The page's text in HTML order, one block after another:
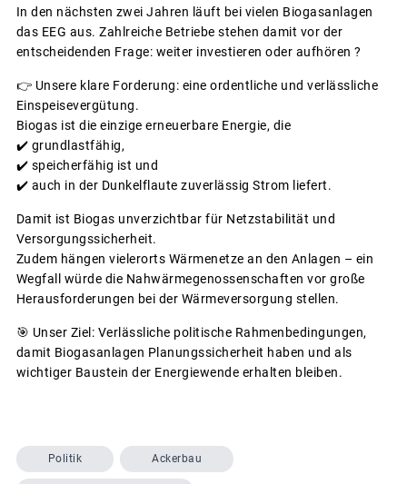
In den nächsten zwei Jahren läuft bei vielen Biogasanlagen
das EEG aus. Zahlreiche Betriebe stehen damit vor der
entscheidenden Frage: weiter investieren oder aufhören ?
👉 Unsere klare Forderung: eine ordentliche und verlässliche
Einspeisevergütung.
Biogas ist die einzige erneuerbare Energie, die
✔️ grundlastfähig,
✔️ speicherfähig ist und
✔️ auch in der Dunkelflaute zuverlässig Strom liefert.
Damit ist Biogas unverzichtbar für Netzstabilität und
Versorgungssicherheit.
Zudem hängen vielerorts Wärmenetze an den Anlagen – ein
Wegfall würde die Nahwärmegenossenschaften vor große
Herausforderungen bei der Wärmeversorgung stellen.
🎯 Unser Ziel: Verlässliche politische Rahmenbedingungen,
damit Biogasanlagen Planungssicherheit haben und als
wichtiger Baustein der Energiewende erhalten bleiben.
Politik Ackerbau